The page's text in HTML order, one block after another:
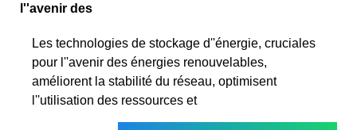
l''avenir des
Les technologies de stockage d''énergie, cruciales
pour l''avenir des énergies renouvelables,
améliorent la stabilité du réseau, optimisent
l''utilisation des ressources et